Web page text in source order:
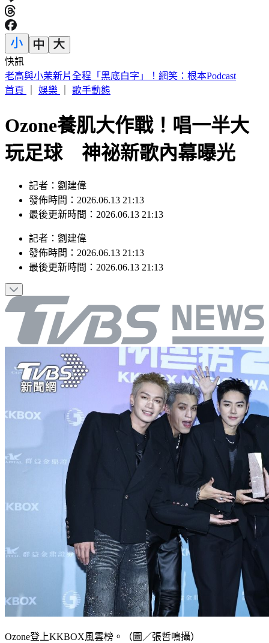
快訊
早知方志友、楊銘威離婚 女星3月洩端倪：相愛容易相處難
首頁
娛樂 歌手動態
Ozone養肌大作戰！唱一半大
玩足球 神祕新歌內幕曝光
記者：劉建偉
發佈時間：2026.06.13 21:13
最後更新時間：2026.06.13 21:13
記者 ： 劉建偉
發佈時間： 2026.06.13 21:13
最後更新時間： 2026.06.13 21:13
Ozone登上KKBOX風雲榜。（圖／張哲鳴攝）